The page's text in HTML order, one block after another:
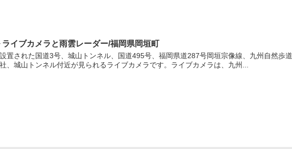
イブカメラと雨雲レーダー/福岡県岡垣町
置された国道3号、城山トンネル、国道495号、福岡県道287号岡垣宗像線、九州自然歩
、城山トンネル付近が見られるライブカメラです。ライブカメラは、九州...